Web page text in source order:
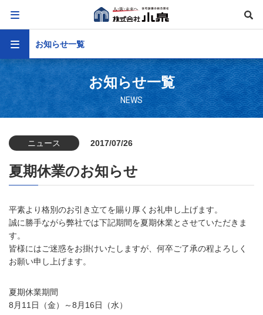
お知らせ一覧
NEWS
お知らせ一覧
ニュース 2017/07/26
夏期休業のお知らせ
平素より格別のお引き立てを賜り厚くお礼申し上げます。
誠に勝手ながら弊社では下記期間を夏期休業とさせていただきま
す。
皆様にはご迷惑をお掛けいたしますが、何卒ご了承の程よろしく
お願い申し上げます。
夏期休業期間
8月11日（金）～8月16日（水）